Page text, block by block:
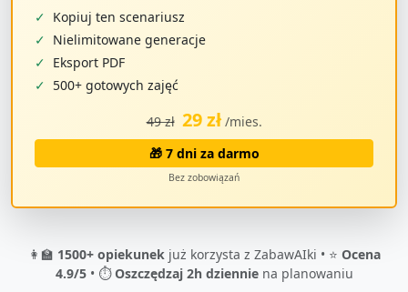
✓ Kopiuj ten scenariusz
✓ Nielimitowane generacje
✓ Eksport PDF
✓ 500+ gotowych zajęć
49 zł 29 zł /mies.
🎁 7 dni za darmo
Bez zobowiązań
👩‍🏫 1500+ opiekunekjuż korzysta z ZabawAIki • ⭐ Ocena
4.9/5• ⏱️Oszczędzaj 2h dzienniena planowaniu